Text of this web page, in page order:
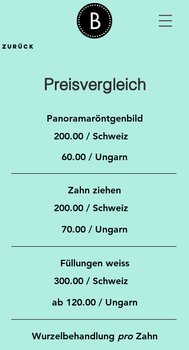
Zurück
Preisvergleich
Panoramaröntgenbild
200.00 / Schweiz
60.00 / Ungarn
Zahn ziehen
200.00 / Schweiz
70.00 / Ungarn
Füllungen weiss
300.00 / Schweiz
ab 120.00 / Ungarn
Wurzelbehandlung pro Zahn